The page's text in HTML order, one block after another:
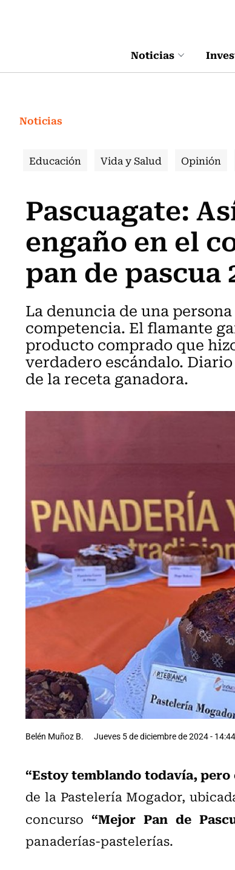
Noticias
Noticias
Educación Vida y Salud Opinión
Pascuagate:
engaño en el
pan de pascua
La denuncia de una
competencia. El flamante
producto comprado que
verdadero escándalo.
de la receta ganadora.
Belén Muñoz B. Jueves 5 de diciembre de 2024 - 14:44
“Estoy temblando todavía, pero
de la Pastelería Mogador,
concurso “Mejor Pan de
panaderías-pastelerías.